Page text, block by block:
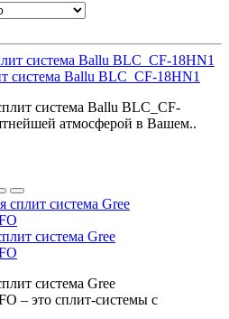
система Ballu BLC_CF-18HN1
система Ballu BLC_CF-
атмосферой в Вашем..
система Gree
система Gree
– это сплит-системы с